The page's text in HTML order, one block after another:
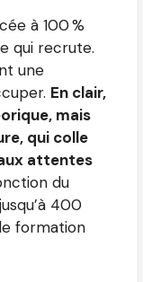
à 100 %
qui recrute.
une
En clair,
mais
qui colle
attentes
du
400
formation